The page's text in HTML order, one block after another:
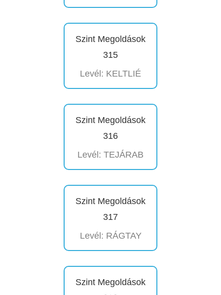
Szint Megoldások
315
Levél: KELTLIÉ
Szint Megoldások
316
Levél: TEJÁRAB
Szint Megoldások
317
Levél: RÁGTAY
Szint Megoldások